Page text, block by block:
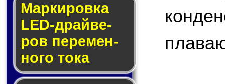
Маркировка
LED-драй­ве­
ров пе­ре­мен­
но­го то­ка